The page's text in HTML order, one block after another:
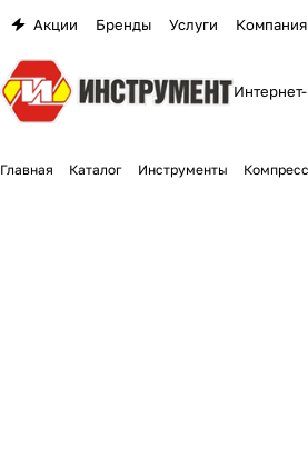
Акции Бренды Услуги Компания
Главная Каталог Инструменты